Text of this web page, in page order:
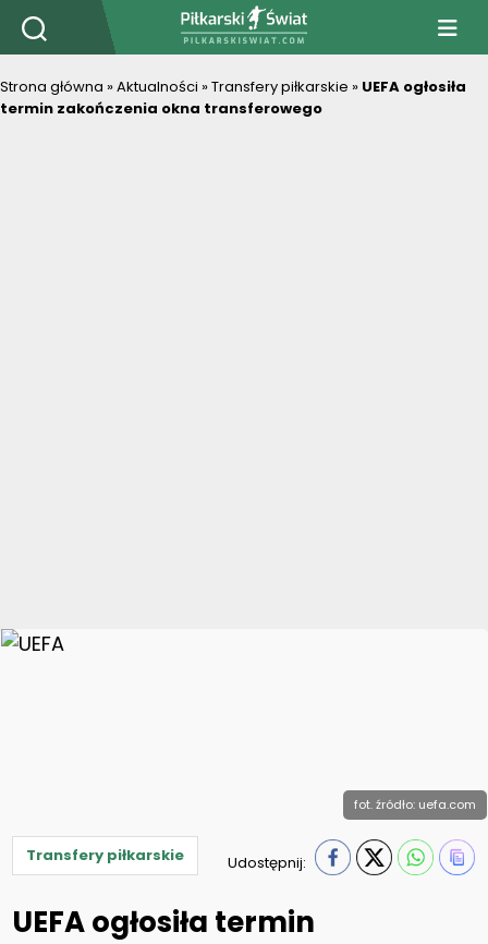
PiłkarskiSwiat.com
Strona główna »Aktualności »Transfery piłkarskie » UEFA ogłosiła
termin zakończenia okna transferowego
fot. źródło: uefa.com
Transfery piłkarskie Udostępnij:
UEFA ogłosiła termin